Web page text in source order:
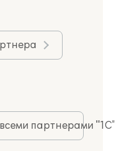
партнерами